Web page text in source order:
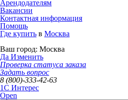
Арендодателям
Вакансии
Контактная информация
Помощь
Где купить в Москва
Ваш город: Москва
Да Изменить
Проверка статуса заказа
Задать вопрос
8 (800)-333-42-63
1C Интерес
Open